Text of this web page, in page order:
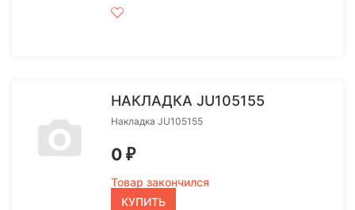
НАКЛАДКА JU105155
Накладка JU105155
0 ₽
Товар закончился
КУПИТЬ